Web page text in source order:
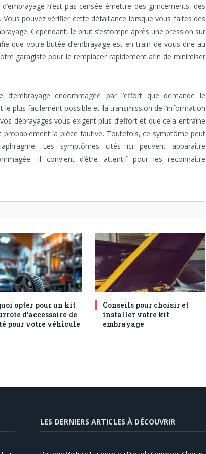
n’est pas censée émettre des grincements, des
pouvez vérifier cette défaillance lorsque vous faites des
Cependant, le bruit s’estompe après une pression sur
que votre butée d’embrayage est en train de vous dire au
garagiste pour le remplacer rapidement afin de minimiser
endommagée par l’effort que demande le
le plus facilement possible et la transmission de l’information
débrayages vous exigent plus d’effort et que cela entraîne
la pièce fautive. Toutefois, ce symptôme peut
Les symptômes cités ici peuvent apparaître
Il convient d’être attentif pour les reconnaître
opter pour un kit
d’accessoire de
pour votre véhicule
Conseils pour choisir et
installer votre kit
embrayage
LES DERNIERS ARTICLES À DÉCOUVRIR